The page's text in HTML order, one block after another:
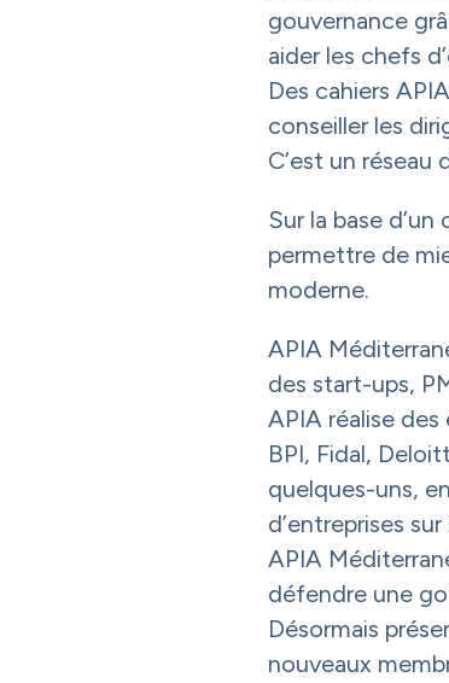
gouvernance
aider les chefs
Des cahiers
conseiller les
C’est un
Sur la base
permettre de
moderne.
APIA
des start-ups,
APIA réalise
BPI, Fidal,
quelques-uns,
d’entreprises
APIA
défendre une
Désormais
nouveaux